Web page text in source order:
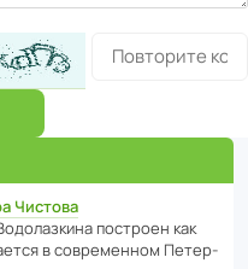
Чистова
пост­роен как
в совре­менном Пете­р­